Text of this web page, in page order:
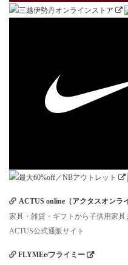
ACTUS online（アクタスオンラ
家具・雑貨・ギフトから子供用家
ACTUS公式通販サイト
FLYMEe/フライミー